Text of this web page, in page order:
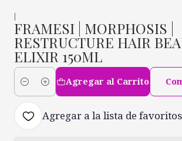
FRAMESI | MORPHOSIS |
RESTRUCTURE HAIR
ELIXIR 150ML
Cantidad
Agregar al Carrito
Agregar a la lista de favoritos